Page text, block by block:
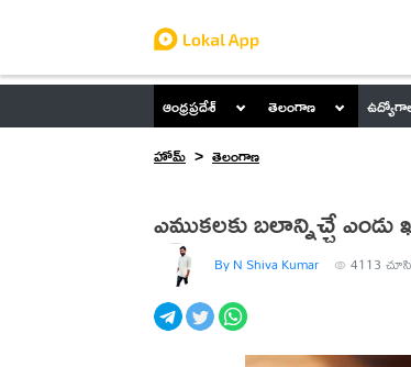
ఆంధ్రప్రదేశ్ తెలంగాణ
హోమ్
తెలంగాణ
ఎముకలకు బలాన్నిచ్చే ఎండు
By N Shiva Kumar 4113